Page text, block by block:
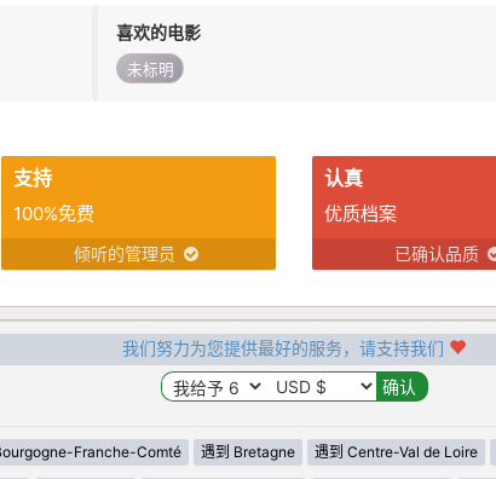
喜欢的电影
未标明
支持
100%免费
倾听的管理员
认真
优质档案
已确认品质
我们努力为您提供最好的服务，请支持我们
Franche-Comté 遇到 Bretagne 遇到 Centre-Val de Loire